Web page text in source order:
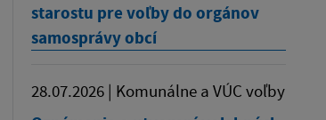
starostu pre voľby do orgánov
samosprávy obcí
28.07.2026 | Komunálne a VÚC voľby